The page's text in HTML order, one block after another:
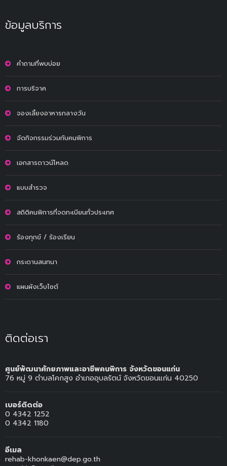
ข้อมูลบริการ
คำถามที่พบบ่อย
การบริจาค
จองเลี้ยงอาหารกลางวัน
จัดกิจกรรมร่วมกับคนพิการ
เอกสารดาวน์โหลด
แบบสำรวจ
สถิติคนพิการที่จดทะเบียนทั่วประเทศ
ร้องทุกข์ / ร้องเรียน
กระดานสนทนา
แผนผังเว็บไซต์
ติดต่อเรา
ศูนย์พัฒนาศักยภาพและอาชีพคนพิการ จังหวัดขอนแก่น
76 หมู่ 9 ตำบลโคกสูง อำเภออุบลรัตน์ จังหวัดขอนแก่น 40250
เบอร์ติดต่อ
0 4342 1252
0 4342 1180
อีเมล
rehab-khonkaen@dep.go.th